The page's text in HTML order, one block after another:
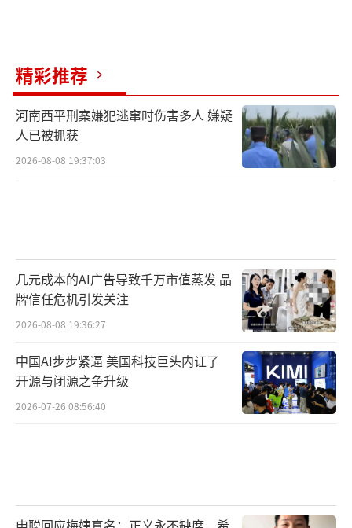
精彩推荐
河南西平刑案嫌犯逃窜时伤害多人 嫌疑
人已被抓获
2026-08-08 19:37:03
几元成本的AI广告导致千万市值蒸发 品
牌信任危机引发关注
2026-08-08 19:36:27
中国AI步步紧逼 美国科技巨头内讧了
开源与闭源之争升级
2026-07-26 08:56:40